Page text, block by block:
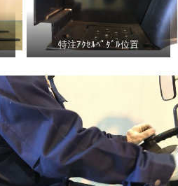
特注ｱｸｾﾙﾍﾟﾀﾞﾙ位置